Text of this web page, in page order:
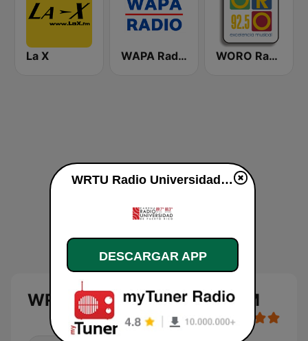
La X WAPA Radio WORO Radio Oro 92.5 FM
WRTU Radio Universidad FM
WRTU Radio Universidad FM en vivo
DESCARGAR APP